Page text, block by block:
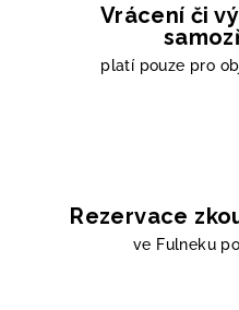
Vrácení či
platí pouze pro
Rezervace
ve Fulneku